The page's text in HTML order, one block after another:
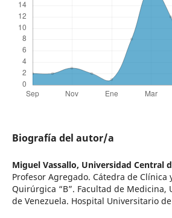
Biografía del autor/a
Miguel Vassallo, Universidad Central
Profesor Agregado. Cátedra de Clínica
Quirúrgica “B”. Facultad de Medicina,
de Venezuela. Hospital Universitario de